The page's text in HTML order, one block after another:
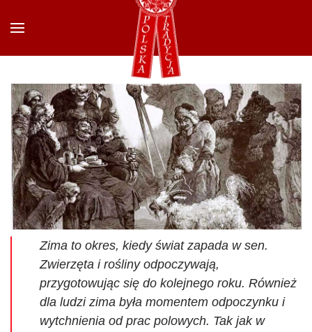
Przejdź do głównej treści
Zima to okres, kiedy świat zapada w sen.
Zwierzęta i rośliny odpoczywają,
przygotowując się do kolejnego roku. Również
dla ludzi zima była momentem odpoczynku i
wytchnienia od prac polowych. Tak jak w